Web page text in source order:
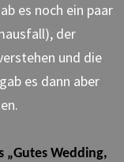
es noch ein paar
der
und die
es dann aber
„Gutes Wedding,